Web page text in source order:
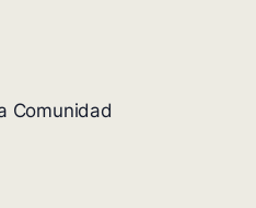
Comunidad